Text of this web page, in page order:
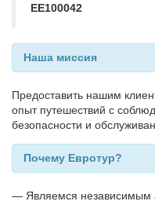
EE100042
Наша миссия
Предоставить нашим
опыт путешествий с
безопасности и
Почему Евротур?
— Являемся независимым